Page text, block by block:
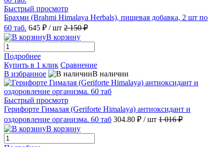
Быстрый просмотр
Брахми (Brahmi Himalaya Herbals), пищевая добавка, 2 шт по
60 таб. 645 ₽ / шт 2 150 ₽
В корзину
Подробнее
Купить в 1 клик Сравнение
В избранное
В наличии
Быстрый просмотр
Герифорте Гималая (Geriforte Himalaya) антиоксидант и
оздоровление организма. 60 таб 304.80 ₽ / шт 1 016 ₽
В корзину